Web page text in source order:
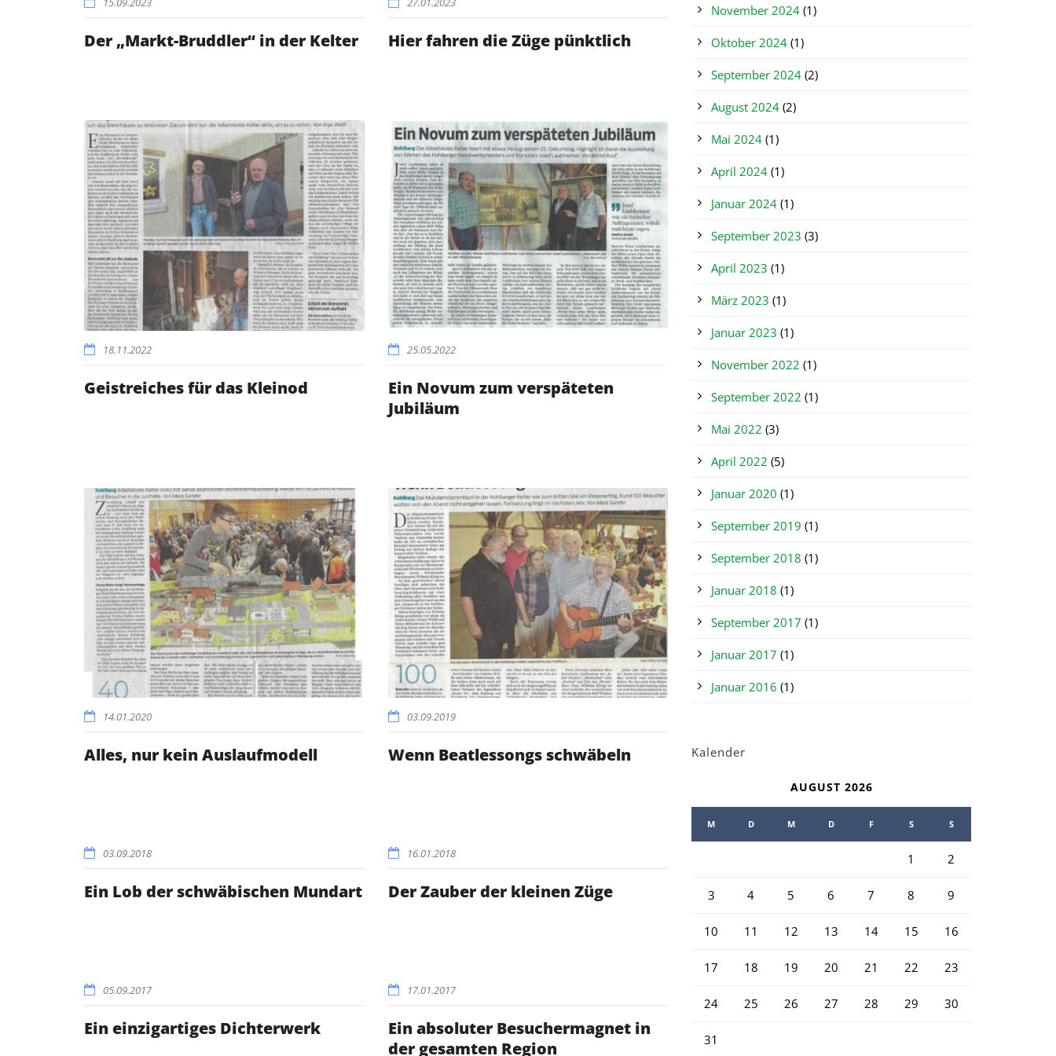
Der „Markt-Bruddler“ in der Kelter Hier fahren die Züge pünktlich
18.11.2022
Geistreiches für das Kleinod
25.05.2022
Ein Novum zum verspäteten
Jubiläum
14.01.2020
Alles, nur kein Auslaufmodell
03.09.2019
Wenn Beatlessongs schwäbeln
03.09.2018
Ein Lob der schwäbischen Mundart
16.01.2018
Der Zauber der kleinen Züge
05.09.2017
Ein einzigartiges Dichterwerk
17.01.2017
Ein absoluter Besuchermagnet in
der gesamten Region
November 2024 (1)
Oktober 2024 (1)
September 2024 (2)
August 2024 (2)
Mai 2024 (1)
April 2024 (1)
Januar 2024 (1)
September 2023 (3)
April 2023 (1)
März 2023 (1)
Januar 2023 (1)
November 2022 (1)
September 2022 (1)
Mai 2022 (3)
April 2022 (5)
Januar 2020 (1)
September 2019 (1)
September 2018 (1)
Januar 2018 (1)
September 2017 (1)
Januar 2017 (1)
Januar 2016 (1)
Kalender
AUGUST 2026
M D M D F S S
1 2
3 4 5 6 7 8 9
10 11 12 13 14 15 16
17 18 19 20 21 22 23
24 25 26 27 28 29 30
31